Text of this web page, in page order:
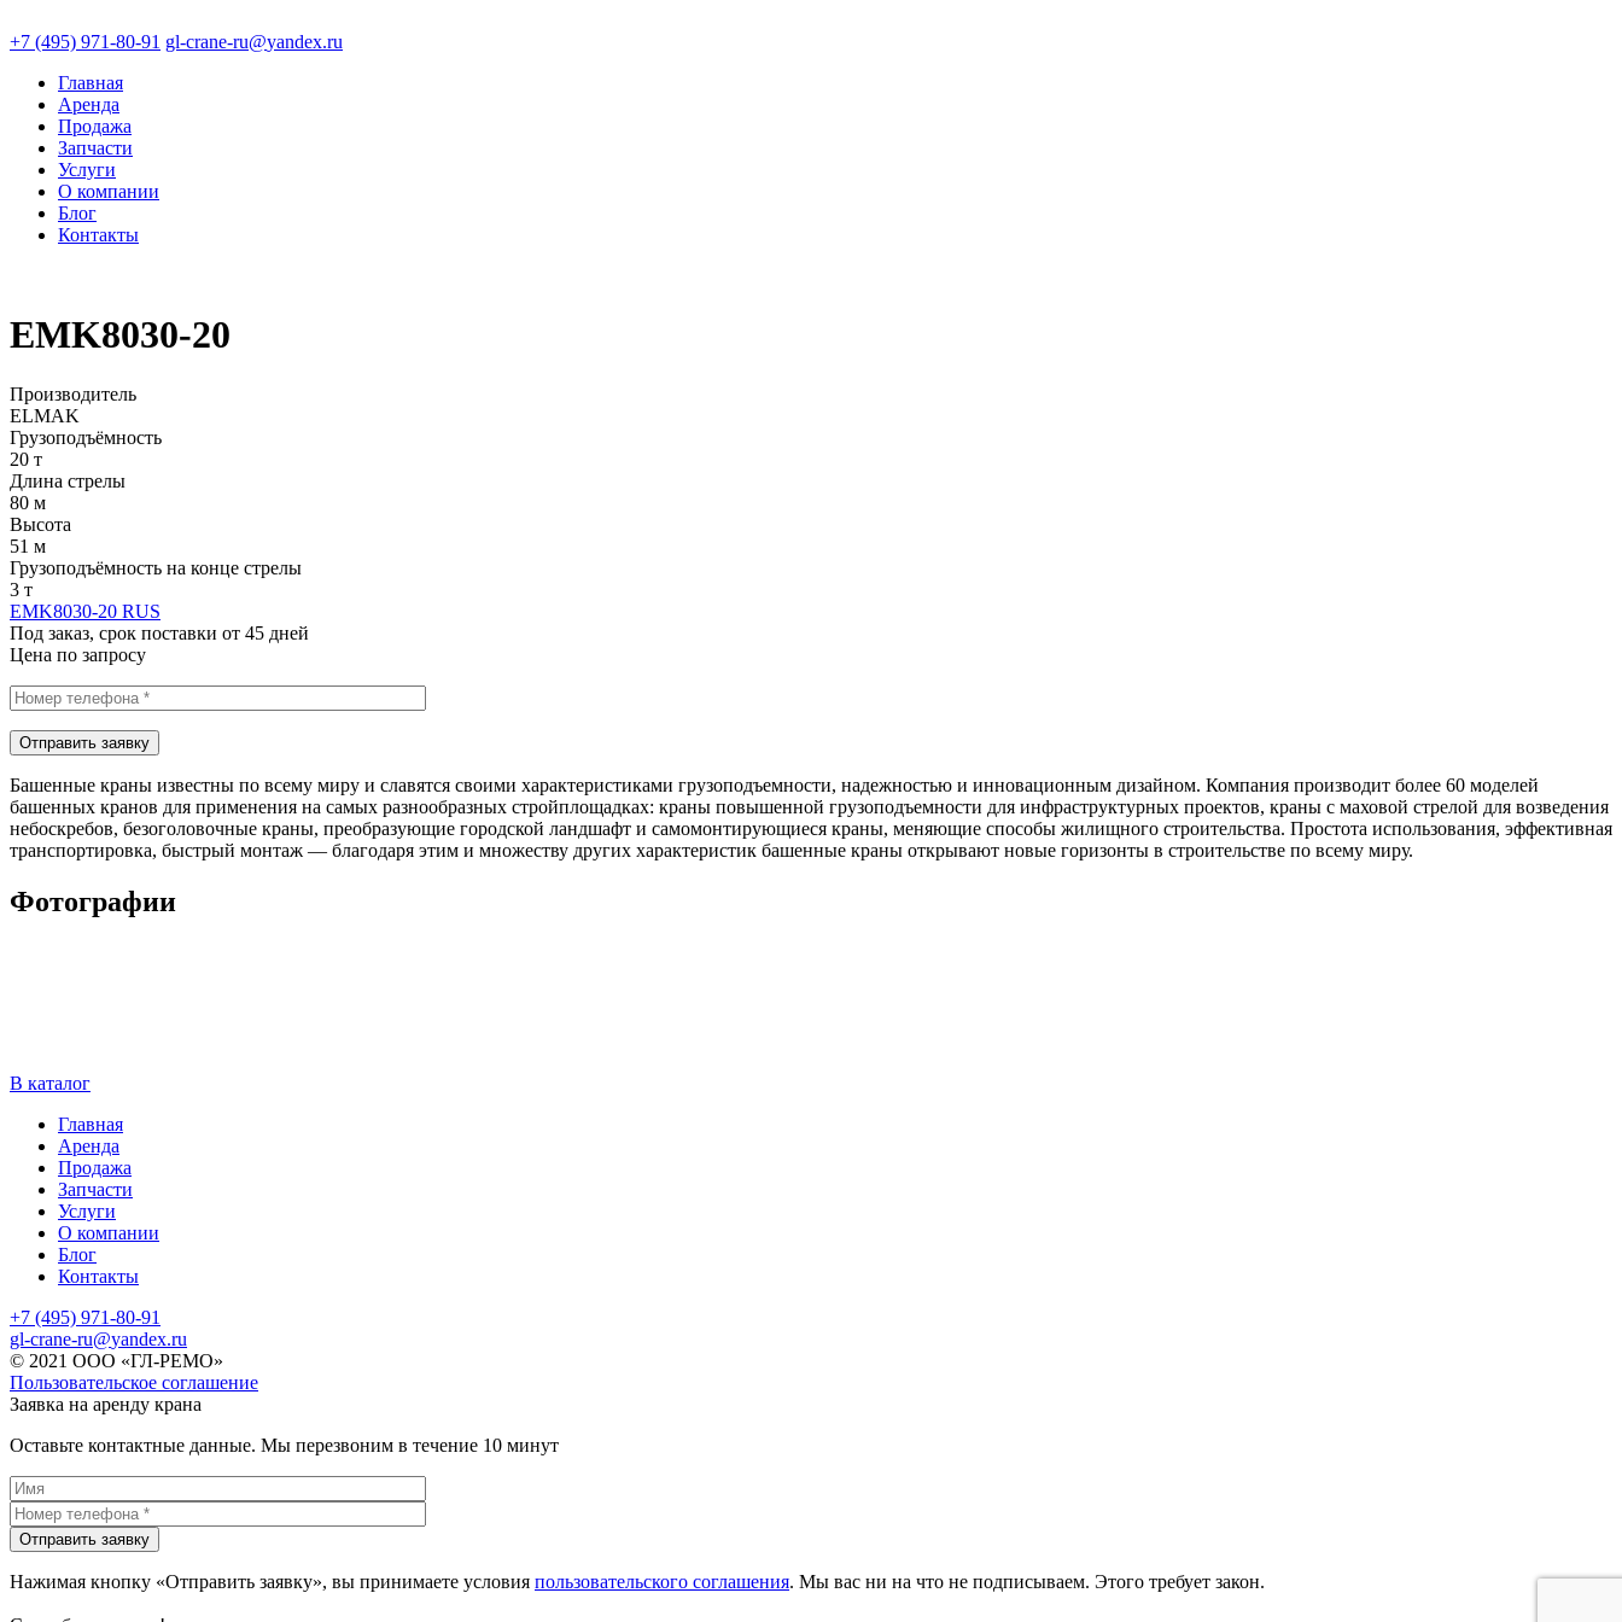
+7 (495) 971-80-91 gl-crane-ru@yandex.ru
Главная
Аренда
Продажа
Запчасти
Услуги
О компании
Блог
Контакты
EMK8030-20
Производитель
ELMAK
Грузоподъёмность
20 т
Длина стрелы
80 м
Высота
51 м
Грузоподъёмность на конце стрелы
3 т
EMK8030-20 RUS
Под заказ, срок поставки от 45 дней
Цена по запросу
Отправить заявку
Башенные краны известны по всему миру и славятся своими характеристиками грузоподъемности, надежностью и инновационным дизайном. Компания производит более 60 моделей
башенных кранов для применения на самых разнообразных стройплощадках: краны повышенной грузоподъемности для инфраструктурных проектов, краны с маховой стрелой для возведения
небоскребов, безоголовочные краны, преобразующие городской ландшафт и самомонтирующиеся краны, меняющие способы жилищного строительства. Простота использования, эффективная
транспортировка, быстрый монтаж — благодаря этим и множеству других характеристик башенные краны открывают новые горизонты в строительстве по всему миру.
Фотографии
В каталог
Главная
Аренда
Продажа
Запчасти
Услуги
О компании
Блог
Контакты
+7 (495) 971-80-91
gl-crane-ru@yandex.ru
© 2021 ООО «ГЛ-РЕМО»
Пользовательское соглашение
Заявка на аренду крана
Оставьте контактные данные. Мы перезвоним в течение 10 минут
Отправить заявку
Нажимая кнопку «Отправить заявку», вы принимаете условия пользовательского соглашения. Мы вас ни на что не подписываем. Этого требует закон.